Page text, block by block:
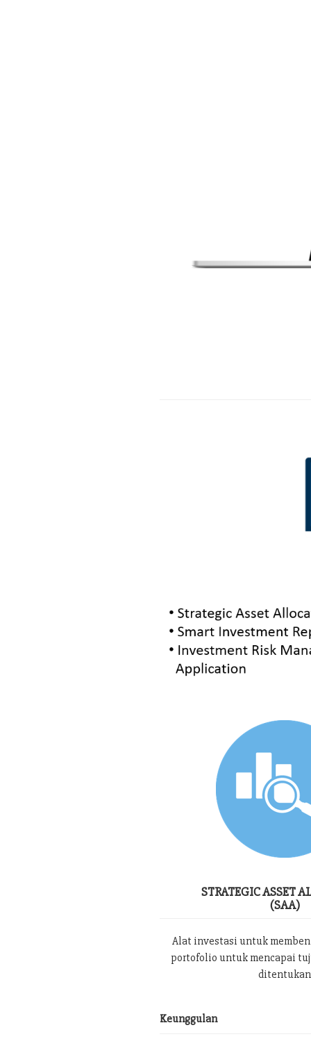
STRATEGIC ASSET
(SAA)
Alat investasi untuk
portofolio untuk mencapai
ditentukan
Keunggulan